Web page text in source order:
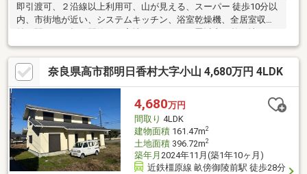
即引渡可、２沿線以上利用可、山が見える、スーパー 徒歩10分以
内、市街地が近い、システムキッチン、浴室乾燥機、全居室収
ャワー付洗面化粧台、対面式キッチン、トイレ２ヶ所、浴室１坪
以上、２階建、温水洗浄便座、床下収納、浴室に窓、ＴＶモニタ
付インターホン、ＩＨクッキングヒーター、都市ガス、全室２面
採光、小学校 徒歩10分以内、区画整理地内、周辺交通量少なめ
奈良県高市郡明日香村大字小山 4,680万円 4LDK
4,680万円
間取り 4LDK
建物面積161.47m2
土地面積396.72m2
築年月 2024年11月(築1年10ヶ月)
近鉄橿原線 畝傍御陵前駅 徒歩28分